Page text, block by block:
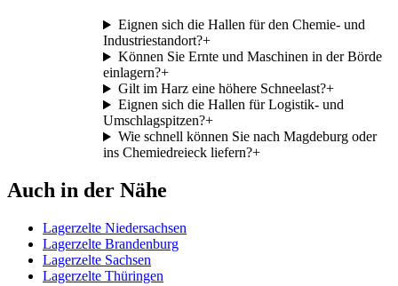
Eignen sich die Hallen für den Chemie- und
Industriestandort?+
Können Sie Ernte und Maschinen in der Börde
einlagern?+
Gilt im Harz eine höhere Schneelast?+
Eignen sich die Hallen für Logistik- und
Umschlagspitzen?+
Wie schnell können Sie nach Magdeburg oder
ins Chemiedreieck liefern?+
Auch in der Nähe
Lagerzelte Niedersachsen
Lagerzelte Brandenburg
Lagerzelte Sachsen
Lagerzelte Thüringen